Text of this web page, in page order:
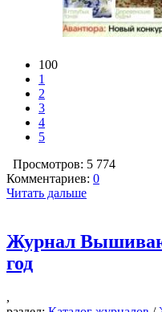
100
1
2
3
4
5
Просмотров: 5 774
Комментариев: 0
Читать дальше
Журнал
год
,